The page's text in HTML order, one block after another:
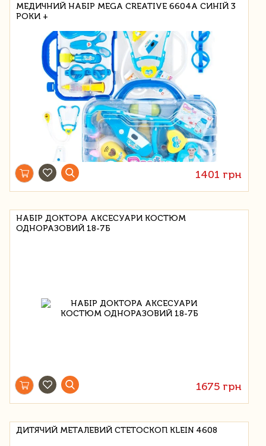
МЕДИЧНИЙ НАБІР MEGA CREATIVE 6604A СИНІЙ 3
РОКИ +
1401 грн
НАБІР ДОКТОРА АКСЕСУАРИ КОСТЮМ
ОДНОРАЗОВИЙ 18-7Б
1675 грн
ДИТЯЧИЙ МЕТАЛЕВИЙ СТЕТОСКОП KLEIN 4608